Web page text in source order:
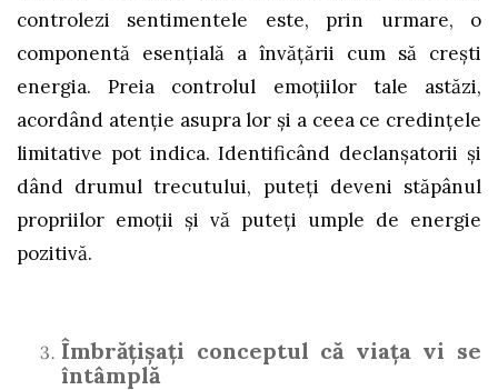
controlezi sentimentele este, prin urmare, o
componentă esențială a învățării cum să crești
energia. Preia controlul emoțiilor tale astăzi,
acordând atenție asupra lor și a ceea ce credințele
limitative pot indica. Identificând declanșatorii și
dând drumul trecutului, puteți deveni stăpânul
propriilor emoții și vă puteți umple de energie
pozitivă.
Îmbrățișați conceptul că viața vi se
întâmplă